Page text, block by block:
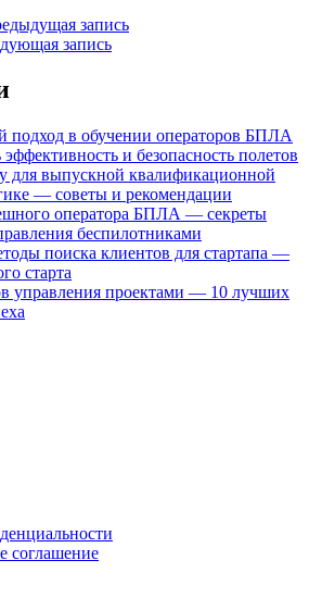
запись
запись
подход в обучении операторов БПЛА
и безопасность полетов
для выпускной квалификационной
— советы и рекомендации
оператора БПЛА — секреты
беспилотниками
поиска клиентов для стартапа —
старта
управления проектами — 10 лучших
соглашение